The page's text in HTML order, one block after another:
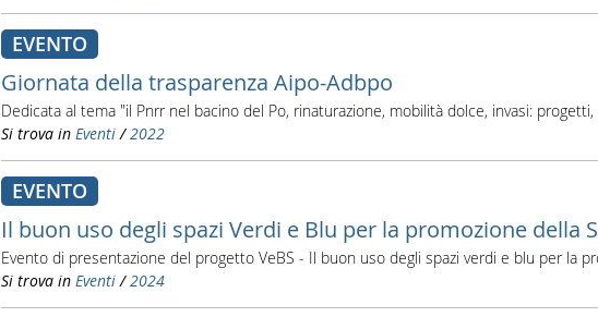
EVENTO
Giornata della trasparenza Aipo-Adbpo
Dedicata al tema "il Pnrr nel bacino del Po, rinaturazione, mobilità dolce, invasi:
Si trova in Eventi /2022
EVENTO
Il buon uso degli spazi Verdi e Blu per la promozione della
Evento di presentazione del progetto VeBS - Il buon uso degli spazi verdi e blu per la
Si trova in Eventi /2024